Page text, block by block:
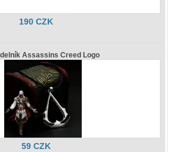
190 CZK
Assassins Creed Logo
59 CZK